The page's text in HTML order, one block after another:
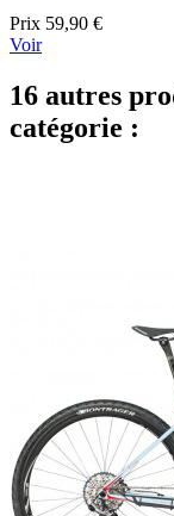
Prix 59,90 €
Voir
16 autres
catégorie :